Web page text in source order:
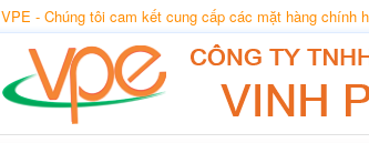
VPE - Chúng tôi cam kết cung cấp các mặt hàng chính